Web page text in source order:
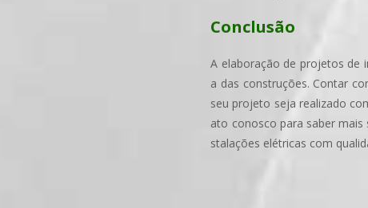
Conclusão
A elaboração de projetos de
a das construções. Contar
seu projeto seja realizado
ato conosco para saber
stalações elétricas com